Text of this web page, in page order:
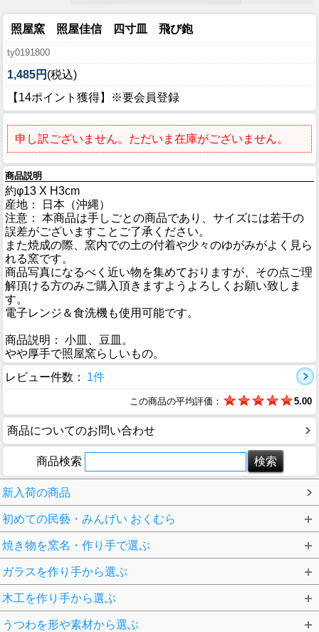
照屋窯 照屋佳信 四寸皿 飛び鉋
ty0191800
1,485円 (税込)
【14ポイント獲得】※要会員登録
申し訳ございません。ただいま在庫がございません。
商品説明
約φ13 X H3cm
産地： 日本（沖縄）
注意： 本商品は手しごとの商品であり、サイズには若干の
誤差がございますことご了承ください。
また焼成の際、窯内での土の付着や少々のゆがみがよく見ら
れる窯です。
商品写真になるべく近い物を集めておりますが、その点ご理
解頂ける方のみご購入頂きますようよろしくお願い致しま
す。
電子レンジ＆食洗機も使用可能です。
商品説明： 小皿、豆皿。
やや厚手で照屋窯らしいもの。
レビュー件数：
1件
この商品の平均評価： 5.00
商品についてのお問い合わせ
商品検索
新入荷の商品
初めての民藝・みんげい おくむら
焼き物を窯名・作り手で選ぶ
ガラスを作り手から選ぶ
木工を作り手から選ぶ
うつわを形や素材から選ぶ